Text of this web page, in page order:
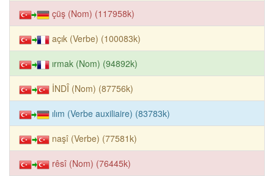
çüş (Nom) (117958k)
açık (Verbe) (100083k)
ırmak (Nom) (94892k)
İNDÎ (Nom) (87756k)
ılım (Verbe auxiliaire) (83783k)
naşî (Verbe) (77581k)
rêsî (Nom) (76445k)